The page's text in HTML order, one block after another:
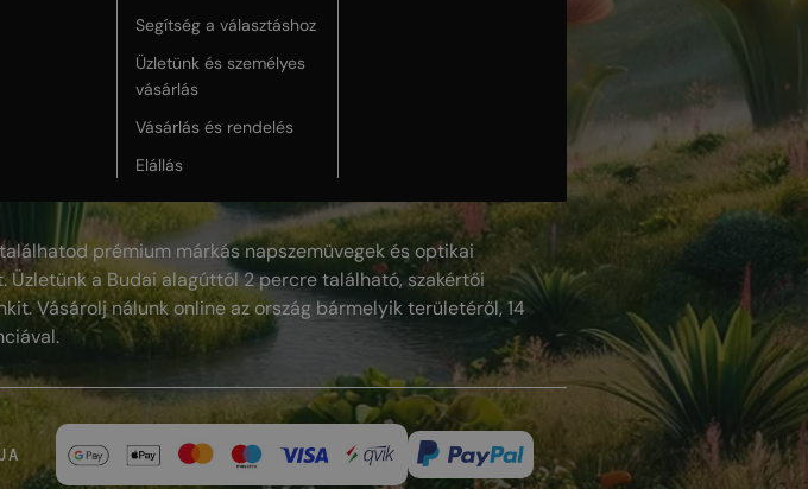
Segítség a választáshoz
Üzletünk és személyes
vásárlás
Vásárlás és rendelés
Elállás
prémium márkás napszemüvegek és optikai
Üzletünk a Budai alagúttól 2 percre található, szakértői
Vásárolj nálunk online az ország bármelyik területéről, 14